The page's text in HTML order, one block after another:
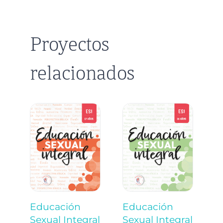
Proyectos
relacionados
Educación
Sexual Integral
Educación
Sexual Integral